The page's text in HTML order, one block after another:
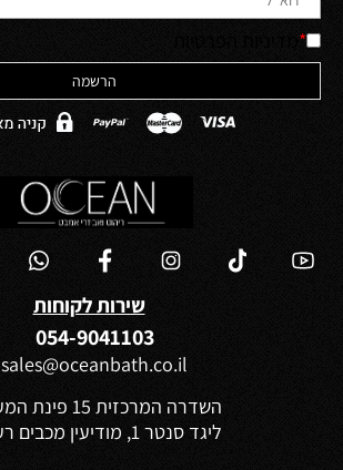
*
שירות לקוחות
054-9041103
sales@oceanbath.co.il
השדרה המרכזית 15 פינת המעיין 30
ליגד סנטר 1, מודיעין מכבים רעות